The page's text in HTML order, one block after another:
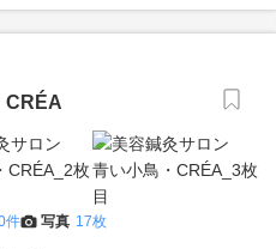
CRÉA
件 写真 17枚